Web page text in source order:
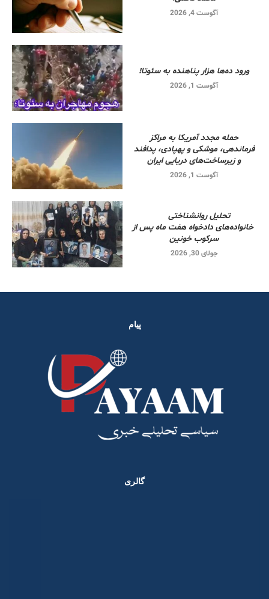
آگوست 4, 2026
ورود ده‌ها هزار پناهنده به سئوتا!
آگوست 1, 2026
حمله مجدد آمریکا به مراکز
فرماندهی، موشکی و پهپادی، پدافند
و زیرساخت‌های دریایی ایران
آگوست 1, 2026
تحلیل روانشناختی
خانواده‌های دادخواه هفت ماه پس از
سرکوب خونین
جولای 30, 2026
پیام
گالری